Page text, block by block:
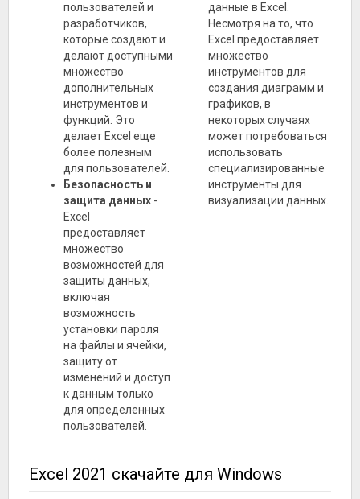
пользователей и
разработчиков,
которые создают и
делают доступными
множество
дополнительных
инструментов и
функций. Это
делает Excel еще
более полезным
для пользователей.
Безопасность и
защита данных -
Excel
предоставляет
множество
возможностей для
защиты данных,
включая
возможность
установки пароля
на файлы и ячейки,
защиту от
изменений и доступ
к данным только
для определенных
пользователей.
данные в Excel.
Несмотря на то, что
Excel предоставляет
множество
инструментов для
создания диаграмм и
графиков, в
некоторых случаях
может потребоваться
использовать
специализированные
инструменты для
визуализации данных.
Excel 2021 скачайте для Windows